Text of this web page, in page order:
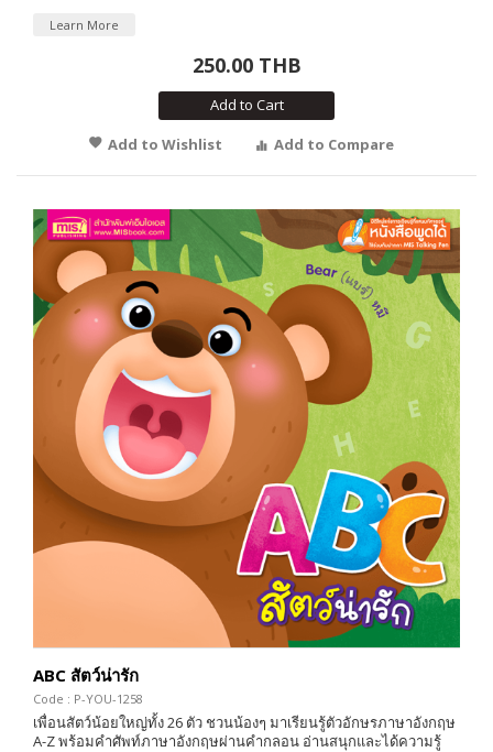
Learn More
250.00 THB
Add to Cart
Add to Wishlist
Add to Compare
ABC สัตว์น่ารัก
Code : P-YOU-1258
เพื่อนสัตว์น้อยใหญ่ทั้ง 26 ตัว ชวนน้องๆ มาเรียนรู้ตัวอักษรภาษาอังกฤษ
A-Z พร้อมคำศัพท์ภาษาอังกฤษผ่านคำกลอน อ่านสนุกและได้ความรู้